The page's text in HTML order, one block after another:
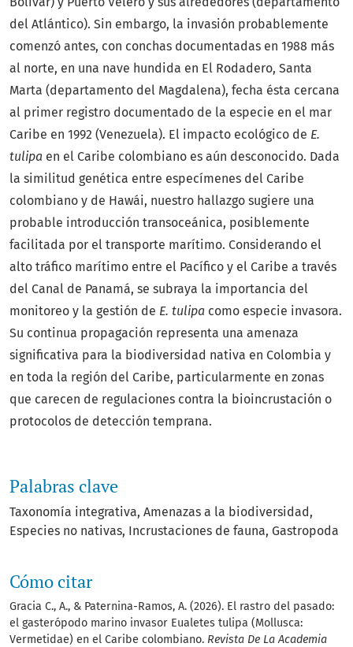
Palabras clave
Taxonomía integrativa Amenazas a la biodiversidad
Especies no nativas Incrustaciones de fauna Gastropoda
Cómo citar
Gracia C., A., & Paternina-Ramos, A. (2026). El rastro del pasado:
el gasterópodo marino invasor Eualetes tulipa (Mollusca:
Vermetidae) en el Caribe colombiano. Revista De La Academia
del Atlántico). Sin embargo, la invasión probablemente
comenzó antes, con conchas documentadas en 1988 más
al norte, en una nave hundida en El Rodadero, Santa
Marta (departamento del Magdalena), fecha ésta cercana
al primer registro documentado de la especie en el mar
Caribe en 1992 (Venezuela). El impacto ecológico de E.
tulipa en el Caribe colombiano es aún desconocido. Dada
la similitud genética entre especímenes del Caribe
colombiano y de Hawái, nuestro hallazgo sugiere una
probable introducción transoceánica, posiblemente
facilitada por el transporte marítimo. Considerando el
alto tráfico marítimo entre el Pacífico y el Caribe a través
del Canal de Panamá, se subraya la importancia del
monitoreo y la gestión de E. tulipa como especie invasora.
Su continua propagación representa una amenaza
significativa para la biodiversidad nativa en Colombia y
en toda la región del Caribe, particularmente en zonas
que carecen de regulaciones contra la bioincrustación o
protocolos de detección temprana.